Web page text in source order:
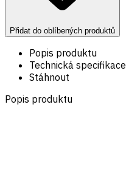
Přidat do oblíbených produktů
Popis produktu
Technická specifikace
Stáhnout
Popis produktu